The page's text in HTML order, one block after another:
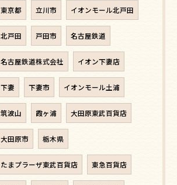
東京都 立川市 イオンモール北戸田
北戸田 戸田市 名古屋鉄道
名古屋鉄道株式会社 イオン下妻店
下妻 下妻市 イオンモール土浦
筑波山 霞ヶ浦 大田原東武百貨店
大田原市 栃木県
たまプラーザ東武百貨店 東急百貨店